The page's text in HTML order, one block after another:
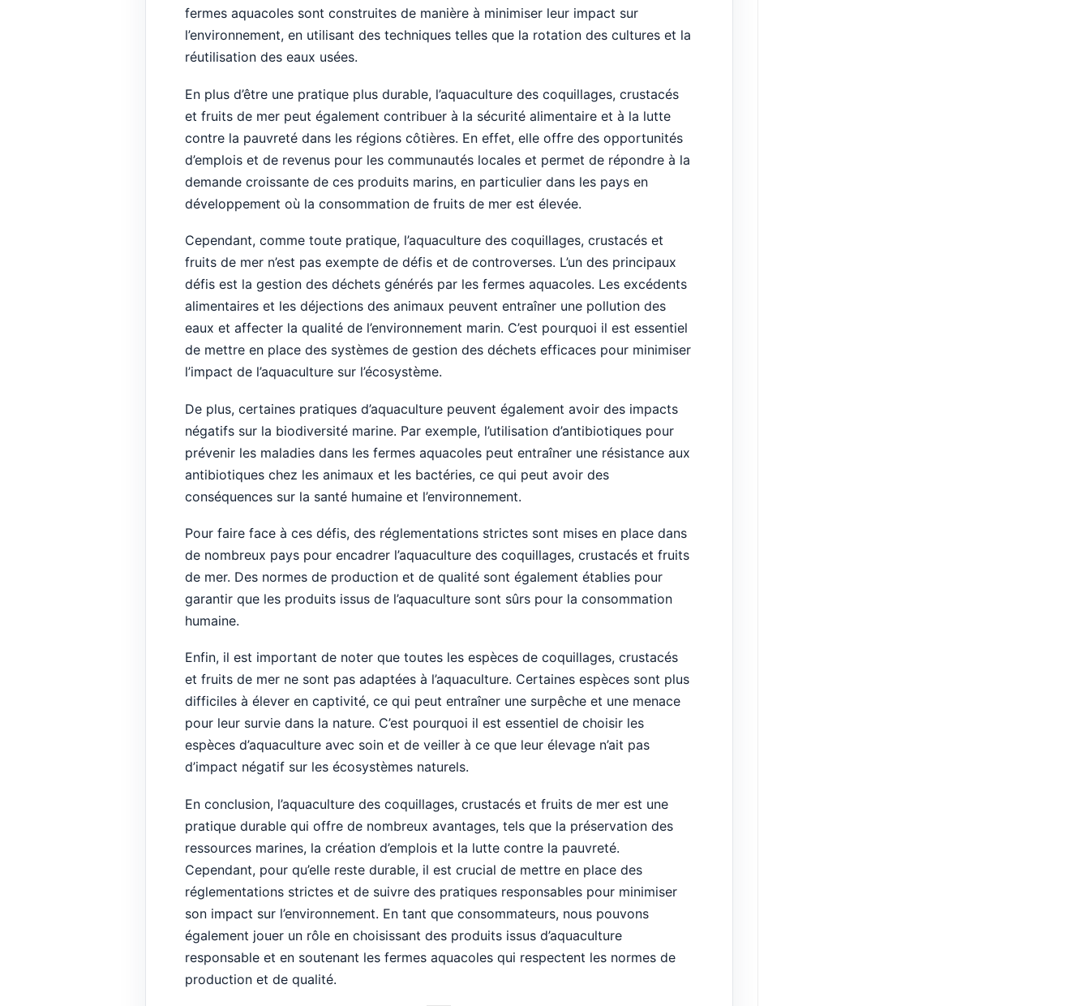
fermes aquacoles sont construites de manière à minimiser leur impact sur
l’environnement, en utilisant des techniques telles que la rotation des cultures et la
réutilisation des eaux usées.
En plus d’être une pratique plus durable, l’aquaculture des coquillages, crustacés
et fruits de mer peut également contribuer à la sécurité alimentaire et à la lutte
contre la pauvreté dans les régions côtières. En effet, elle offre des opportunités
d’emplois et de revenus pour les communautés locales et permet de répondre à la
demande croissante de ces produits marins, en particulier dans les pays en
développement où la consommation de fruits de mer est élevée.
Cependant, comme toute pratique, l’aquaculture des coquillages, crustacés et
fruits de mer n’est pas exempte de défis et de controverses. L’un des principaux
défis est la gestion des déchets générés par les fermes aquacoles. Les excédents
alimentaires et les déjections des animaux peuvent entraîner une pollution des
eaux et affecter la qualité de l’environnement marin. C’est pourquoi il est essentiel
de mettre en place des systèmes de gestion des déchets efficaces pour minimiser
l’impact de l’aquaculture sur l’écosystème.
De plus, certaines pratiques d’aquaculture peuvent également avoir des impacts
négatifs sur la biodiversité marine. Par exemple, l’utilisation d’antibiotiques pour
prévenir les maladies dans les fermes aquacoles peut entraîner une résistance aux
antibiotiques chez les animaux et les bactéries, ce qui peut avoir des
conséquences sur la santé humaine et l’environnement.
Pour faire face à ces défis, des réglementations strictes sont mises en place dans
de nombreux pays pour encadrer l’aquaculture des coquillages, crustacés et fruits
de mer. Des normes de production et de qualité sont également établies pour
garantir que les produits issus de l’aquaculture sont sûrs pour la consommation
humaine.
Enfin, il est important de noter que toutes les espèces de coquillages, crustacés
et fruits de mer ne sont pas adaptées à l’aquaculture. Certaines espèces sont plus
difficiles à élever en captivité, ce qui peut entraîner une surpêche et une menace
pour leur survie dans la nature. C’est pourquoi il est essentiel de choisir les
espèces d’aquaculture avec soin et de veiller à ce que leur élevage n’ait pas
d’impact négatif sur les écosystèmes naturels.
En conclusion, l’aquaculture des coquillages, crustacés et fruits de mer est une
pratique durable qui offre de nombreux avantages, tels que la préservation des
ressources marines, la création d’emplois et la lutte contre la pauvreté.
Cependant, pour qu’elle reste durable, il est crucial de mettre en place des
réglementations strictes et de suivre des pratiques responsables pour minimiser
son impact sur l’environnement. En tant que consommateurs, nous pouvons
également jouer un rôle en choisissant des produits issus d’aquaculture
responsable et en soutenant les fermes aquacoles qui respectent les normes de
production et de qualité.